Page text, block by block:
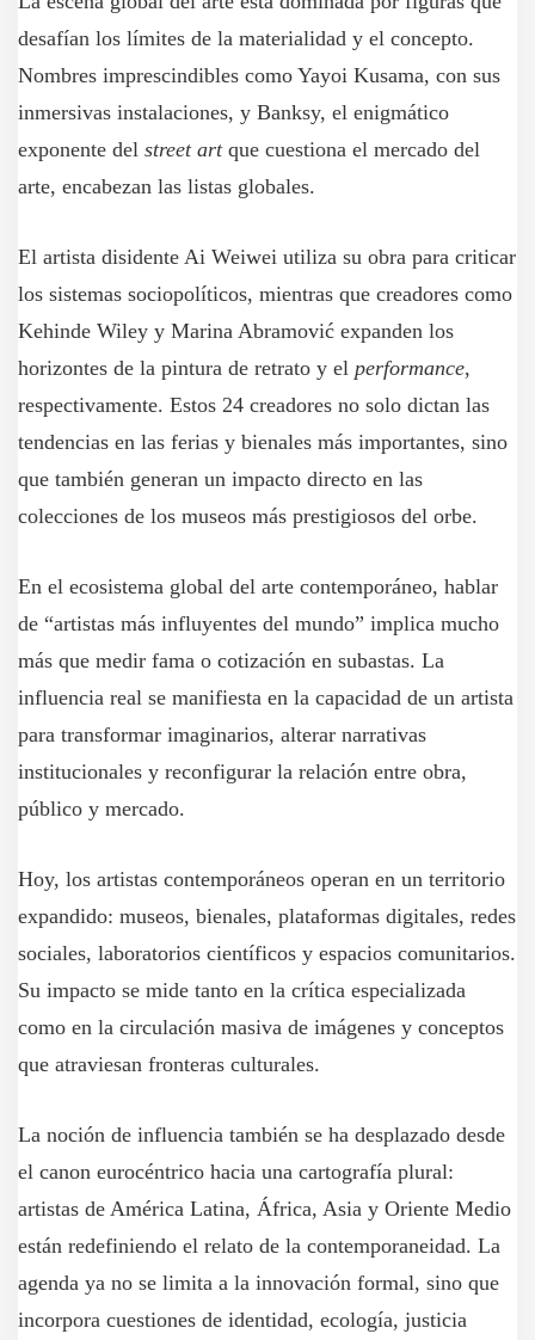
desafían los límites de la materialidad y el concepto.
Nombres imprescindibles como Yayoi Kusama, con sus
inmersivas instalaciones, y Banksy, el enigmático
exponente del street artque cuestiona el mercado del
arte, encabezan las listas globales.
El artista disidente Ai Weiwei utiliza su obra para criticar
los sistemas sociopolíticos, mientras que creadores como
Kehinde Wiley y Marina Abramović expanden los
horizontes de la pintura de retrato y el performance,
respectivamente. Estos 24 creadores no solo dictan las
tendencias en las ferias y bienales más importantes, sino
que también generan un impacto directo en las
colecciones de los museos más prestigiosos del orbe.
En el ecosistema global del arte contemporáneo, hablar
de “artistas más influyentes del mundo” implica mucho
más que medir fama o cotización en subastas. La
influencia real se manifiesta en la capacidad de un artista
para transformar imaginarios, alterar narrativas
institucionales y reconfigurar la relación entre obra,
público y mercado.
Hoy, los artistas contemporáneos operan en un territorio
expandido: museos, bienales, plataformas digitales, redes
sociales, laboratorios científicos y espacios comunitarios.
Su impacto se mide tanto en la crítica especializada
como en la circulación masiva de imágenes y conceptos
que atraviesan fronteras culturales.
La noción de influencia también se ha desplazado desde
el canon eurocéntrico hacia una cartografía plural:
artistas de América Latina, África, Asia y Oriente Medio
están redefiniendo el relato de la contemporaneidad. La
agenda ya no se limita a la innovación formal, sino que
incorpora cuestiones de identidad, ecología, justicia